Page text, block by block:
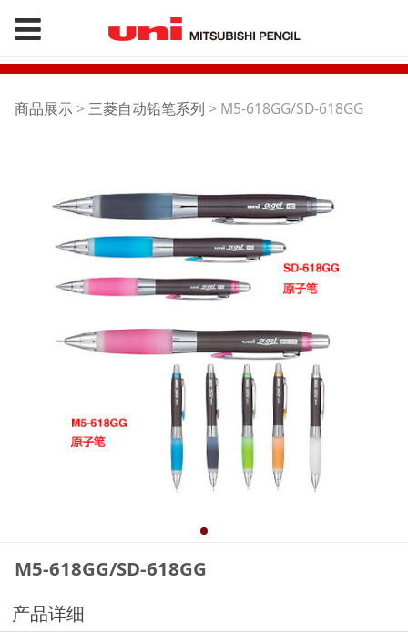
M5-618GG/SD-618GG
商品展示> 三菱自动铅笔系列 > M5-618GG/SD-618GG
M5-618GG/SD-618GG
产品详细